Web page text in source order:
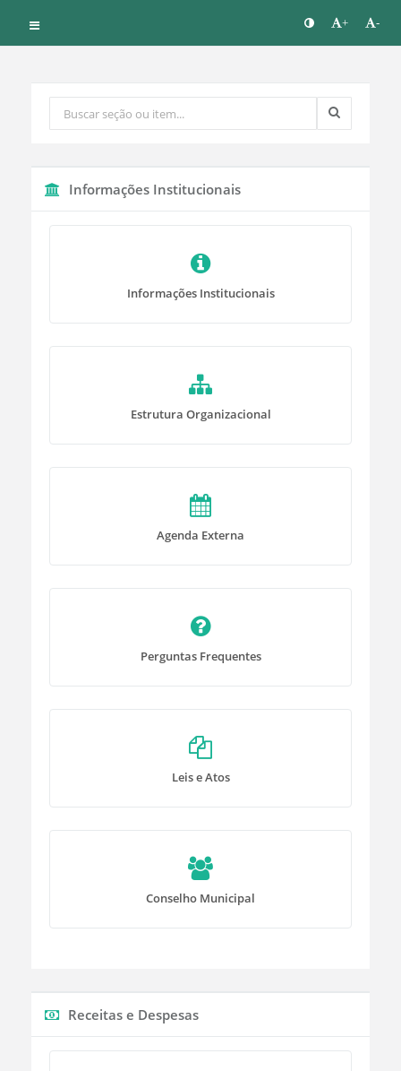
+ -
Informações Institucionais
Informações Institucionais
Estrutura Organizacional
Agenda Externa
Perguntas Frequentes
Leis e Atos
Conselho Municipal
Receitas e Despesas